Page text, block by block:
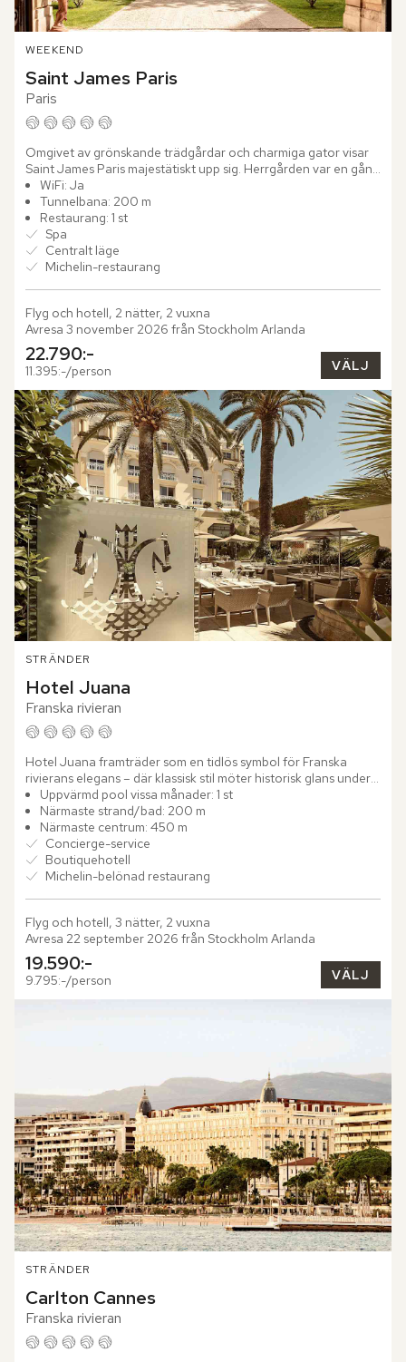
WEEKEND
Saint James Paris
Paris
Omgivet av grönskande trädgårdar och charmiga gator visar
Saint James Paris majestätiskt upp sig. Herrgården var en gång
bostad för forskare i Paris och öppnade upp sina dörrar som...
WiFi: Ja
Tunnelbana: 200 m
Restaurang: 1 st
Spa
Centralt läge
Michelin-restaurang
Flyg och hotell, 2 nätter, 2 vuxna
Avresa 3 november 2026 från Stockholm Arlanda
22.790:-
11.395:-/person VÄLJ
STRÄNDER
Hotel Juana
Franska rivieran
Hotel Juana framträder som en tidlös symbol för Franska
rivierans elegans – där klassisk stil möter historisk glans under
Côte d´Azurs förtrollande ljus. Medelhavets djupblå vatten...
Uppvärmd pool vissa månader: 1 st
Närmaste strand/bad: 200 m
Närmaste centrum: 450 m
Concierge-service
Boutiquehotell
Michelin-belönad restaurang
Flyg och hotell, 3 nätter, 2 vuxna
Avresa 22 september 2026 från Stockholm Arlanda
19.590:-
9.795:-/person VÄLJ
STRÄNDER
Carlton Cannes
Franska rivieran